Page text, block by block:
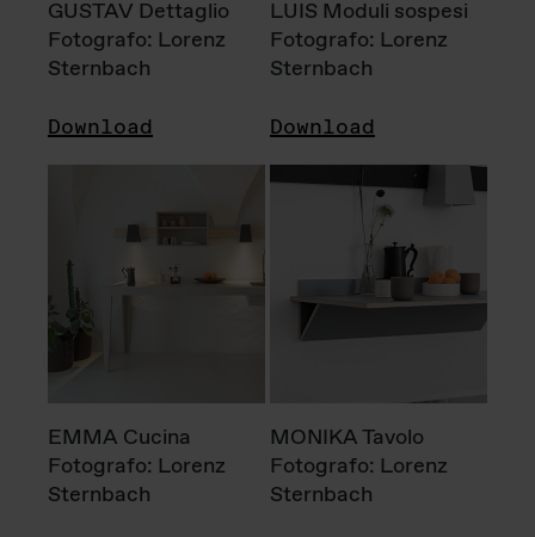
GUSTAV Dettaglio
Fotografo: Lorenz
Sternbach
Download
LUIS Moduli sospesi
Fotografo: Lorenz
Sternbach
Download
EMMA Cucina
Fotografo: Lorenz
Sternbach
MONIKA Tavolo
Fotografo: Lorenz
Sternbach